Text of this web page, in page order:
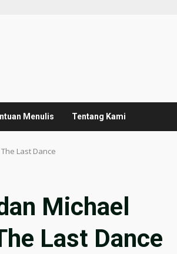
Menulis Tentang Kami
Last Dance
Michael
Last Dance